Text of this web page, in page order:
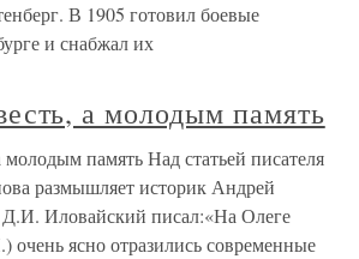
В 1905 готовил боевые
и снабжал их
а молодым память
память Над статьей писателя
размышляет историк Андрей
Иловайский писал:«На Олеге
ясно отразились современные